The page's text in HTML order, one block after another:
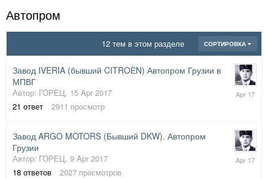
Автопром
СОРТИРОВКА
12 тем в этом разделе
Завод IVERIA (бывший CITROЁN) Автопром Грузии в
МПВГ
Автор: ГОРЕЦ, 15 Apr 2017
21 ответ 2911 просмотр
19
Apr
Завод ARGO MOTORS (Бывший DKW). Автопром
Грузии
Автор: ГОРЕЦ, 9 Apr 2017
18 ответов 2027 просмотров
9
Apr